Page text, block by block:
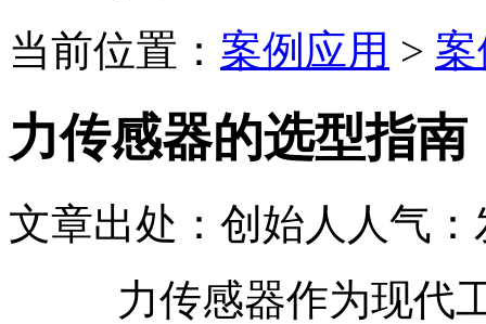
当前位置： 案例应用 >
力传感器的选型指南
文章出处：创始人 人气：
力传感器作为现代工